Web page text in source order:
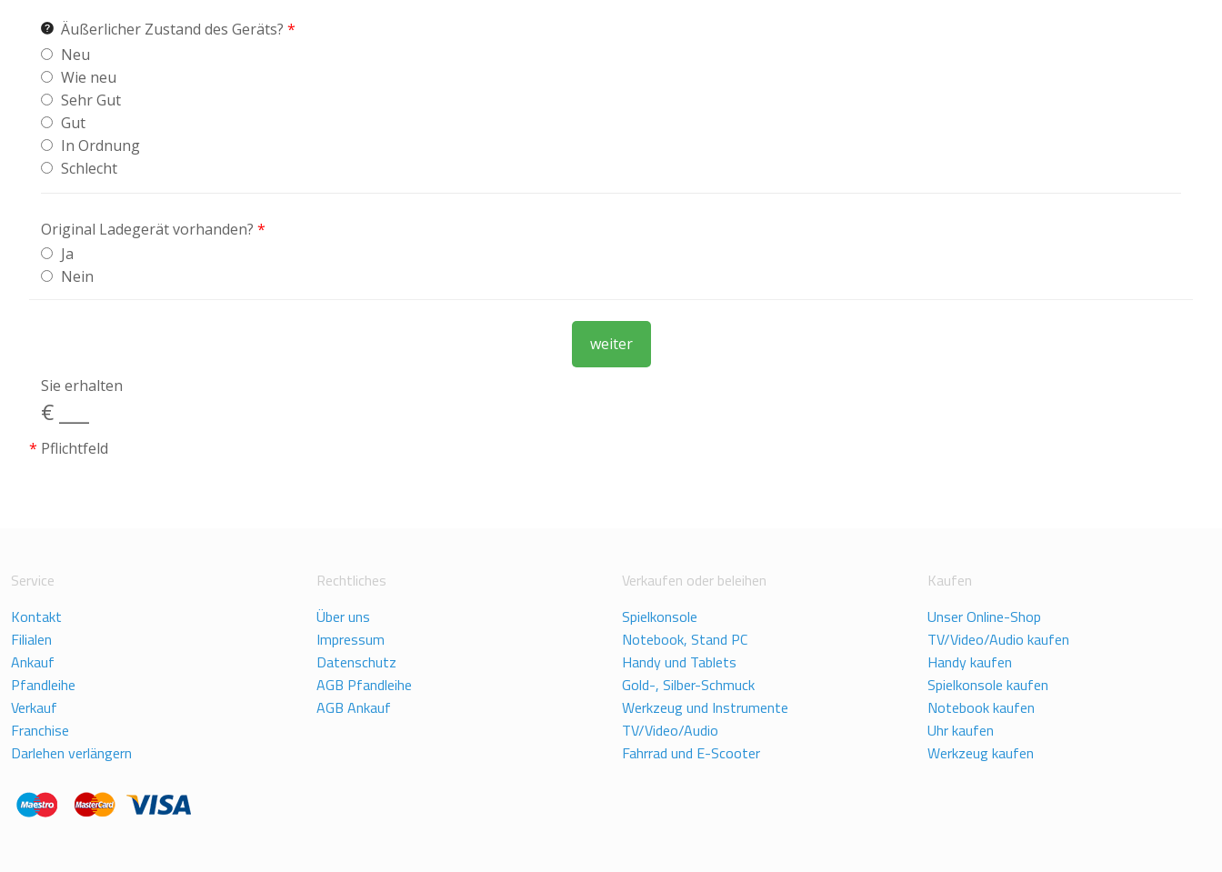
Äußerlicher Zustand des Geräts? *
Neu
Wie neu
Sehr Gut
Gut
In Ordnung
Schlecht
Original Ladegerät vorhanden? *
Ja
Nein
weiter
Sie erhalten
€
* Pflichtfeld
Service
Kontakt
Filialen
Ankauf
Pfandleihe
Verkauf
Franchise
Darlehen verlängern
Rechtliches
Über uns
Impressum
Datenschutz
AGB Pfandleihe
AGB Ankauf
Verkaufen oder beleihen
Spielkonsole
Notebook, Stand PC
Handy und Tablets
Gold-, Silber-Schmuck
Werkzeug und Instrumente
TV/Video/Audio
Fahrrad und E-Scooter
Kaufen
Unser Online-Shop
TV/Video/Audio kaufen
Handy kaufen
Spielkonsole kaufen
Notebook kaufen
Uhr kaufen
Werkzeug kaufen